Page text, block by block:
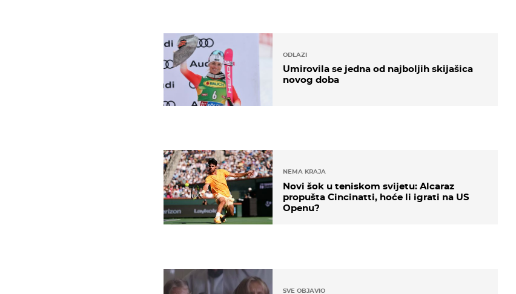
ODLAZI
Umirovila se jedna od najboljih skijašica
novog doba
NEMA KRAJA
Novi šok u teniskom svijetu: Alcaraz
propušta Cincinatti, hoće li igrati na US
Openu?
SVE OBJAVIO